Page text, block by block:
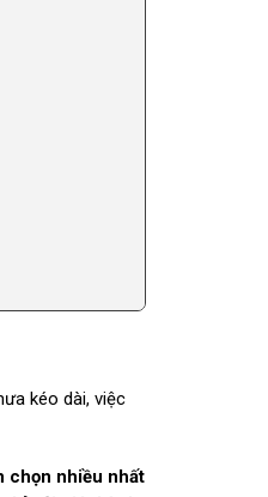
kéo dài, việc
chọn nhiều nhất